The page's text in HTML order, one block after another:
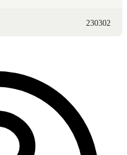
230302